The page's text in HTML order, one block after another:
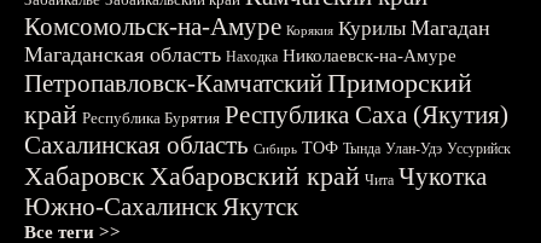
Комсомольск-на-Амуре Корякия Курилы Магадан
Магаданская область Находка Николаевск-на-Амуре
Петропавловск-КамчатскийПриморский
край Республика Бурятия Республика Саха (Якутия)
Сахалинская область Сибирь ТОФ Тында Улан-Удэ Уссурийск
ХабаровскХабаровский край Чита Чукотка
Южно-СахалинскЯкутск
Все теги >>